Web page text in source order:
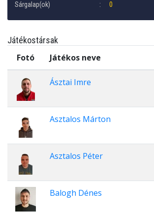
Sárgalap(ok)
0
Játékostársak
Fotó Játékos neve
Ásztai Imre
Asztalos Márton
Asztalos Péter
Balogh Dénes